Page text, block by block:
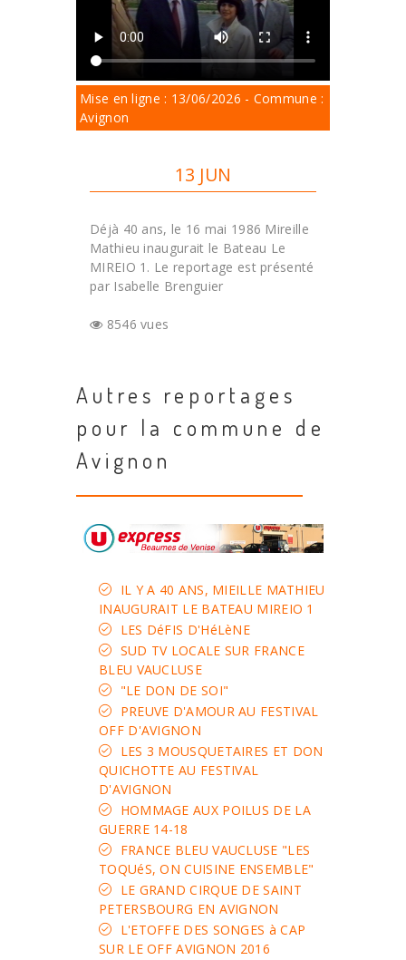
Mise en ligne : 13/06/2026 - Commune :
Avignon
13 JUN
Déjà 40 ans, le 16 mai 1986 Mireille
Mathieu inaugurait le Bateau Le
MIREIO 1. Le reportage est présenté
par Isabelle Brenguier
8546 vues
Autres reportages
pour la commune de
Avignon
IL Y A 40 ANS, MIEILLE MATHIEU
INAUGURAIT LE BATEAU MIREIO 1
LES DéFIS D'HéLèNE
SUD TV LOCALE SUR FRANCE
BLEU VAUCLUSE
"LE DON DE SOI"
PREUVE D'AMOUR AU FESTIVAL
OFF D'AVIGNON
LES 3 MOUSQUETAIRES ET DON
QUICHOTTE AU FESTIVAL
D'AVIGNON
HOMMAGE AUX POILUS DE LA
GUERRE 14-18
FRANCE BLEU VAUCLUSE "LES
TOQUéS, ON CUISINE ENSEMBLE"
LE GRAND CIRQUE DE SAINT
PETERSBOURG EN AVIGNON
L'ETOFFE DES SONGES à CAP
SUR LE OFF AVIGNON 2016